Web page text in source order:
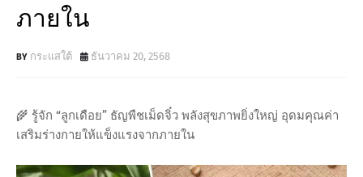
ภายใน
กระแสใต้ ธันวาคม 20, 2568
🌾 รู้จัก “ลูกเดือย” ธัญพืชเม็ดจิ๋ว พลังสุขภาพยิ่งใหญ่ อุดมคุณค่า
เสริมร่างกายให้แข็งแรงจากภายใน